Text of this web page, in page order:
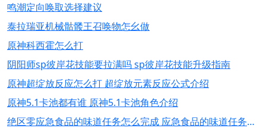
鸣潮定向唤取选择建议
泰拉瑞亚机械骷髅王召唤物怎幺做
原神科西霍怎么打
阴阳师sp彼岸花技能要拉满吗 sp彼岸花技能升级指南
原神超绽放反应怎么打 超绽放元素反应公式介绍
原神5.1卡池都有谁 原神5.1卡池角色介绍
绝区零应急食品的味道任务怎么完成 应急食品的味道任务玩法推荐